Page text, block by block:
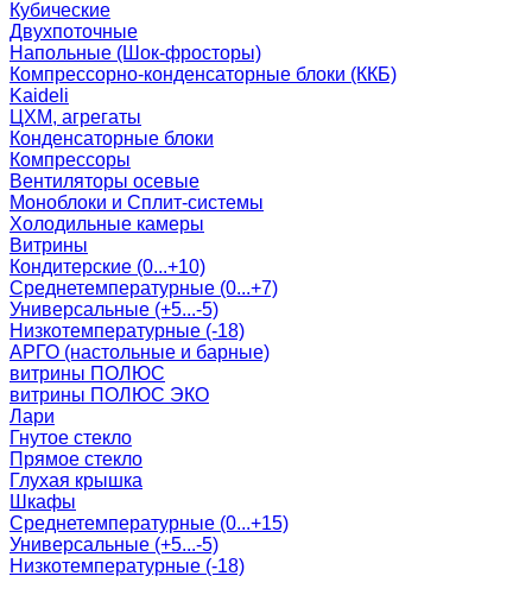
Кубические
Двухпоточные
Напольные (Шок-фросторы)
Компрессорно-конденсаторные блоки (ККБ)
Kaideli
ЦХМ, агрегаты
Конденсаторные блоки
Компрессоры
Вентиляторы осевые
Моноблоки и Сплит-системы
Холодильные камеры
Витрины
Кондитерские (0...+10)
Среднетемпературные (0...+7)
Универсальные (+5...-5)
Низкотемпературные (-18)
АРГО (настольные и барные)
витрины ПОЛЮС
витрины ПОЛЮС ЭКО
Лари
Гнутое стекло
Прямое стекло
Глухая крышка
Шкафы
Среднетемпературные (0...+15)
Универсальные (+5...-5)
Низкотемпературные (-18)